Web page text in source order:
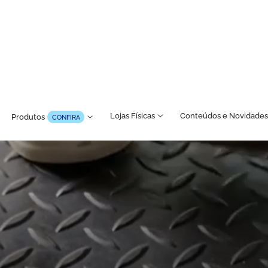
Produtos CONFIRA Lojas Físicas Conteúdos e Novidades